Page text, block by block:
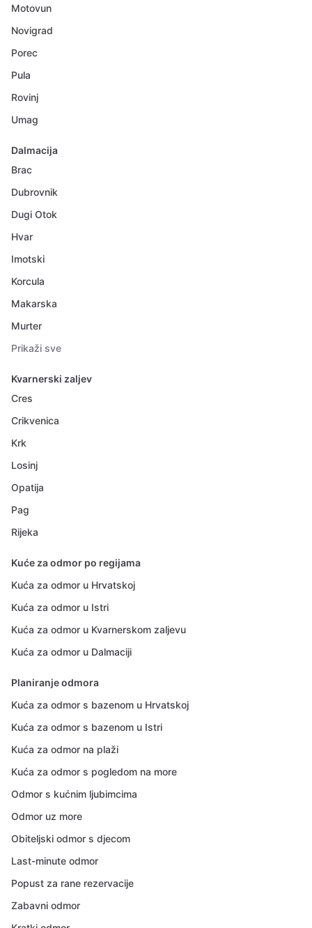
Motovun
Novigrad
Porec
Pula
Rovinj
Umag
Dalmacija
Brac
Dubrovnik
Dugi Otok
Hvar
Imotski
Korcula
Makarska
Murter
Prikaži sve
Kvarnerski zaljev
Cres
Crikvenica
Krk
Losinj
Opatija
Pag
Rijeka
Kuće za odmor po regijama
Kuća za odmor u Hrvatskoj
Kuća za odmor u Istri
Kuća za odmor u Kvarnerskom zaljevu
Kuća za odmor u Dalmaciji
Planiranje odmora
Kuća za odmor s bazenom u Hrvatskoj
Kuća za odmor s bazenom u Istri
Kuća za odmor na plaži
Kuća za odmor s pogledom na more
Odmor s kućnim ljubimcima
Odmor uz more
Obiteljski odmor s djecom
Last-minute odmor
Popust za rane rezervacije
Zabavni odmor